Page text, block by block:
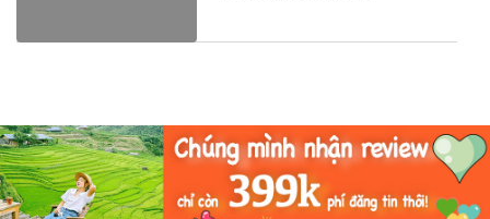
Notice: Undefined property: stdClass::$ten_loai in